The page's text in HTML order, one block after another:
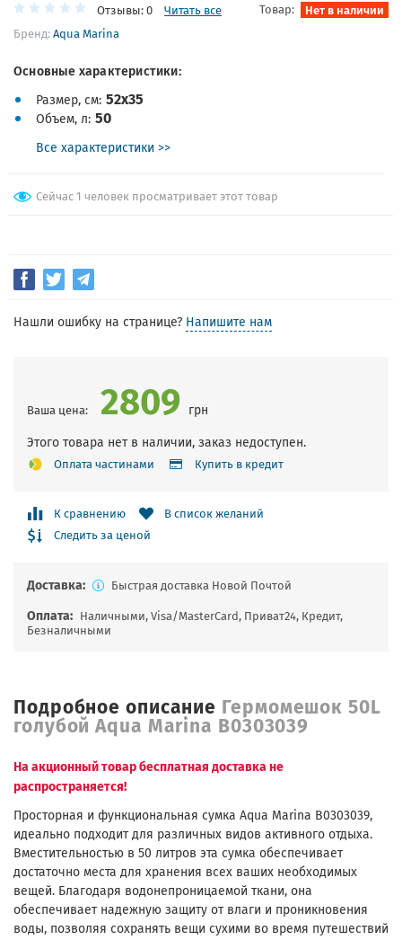
Отзывы: 0 Читать все Товар: Нет в наличии
Бренд:Aqua Marina
Основные характеристики:
Размер, см 52х35
Объем, л 50
Все характеристики >>
Сейчас 1 человек просматривает этот товар
Нашли ошибку на странице? Напишите нам
Ваша цена: 2809 грн
Этого товара нет в наличии, заказ недоступен.
Оплата частинами Купить в кредит
К сравнению
В список желаний
Следить за ценой
Доставка: Быстрая доставка Новой Почтой
Оплата: Наличными, Visa/MasterCard, Приват24, Кредит,
Безналичными
Подробное описание Гермомешок 50L
голубой Aqua Marina B0303039
На акционный товар бесплатная доставка не
распространяется!
Просторная и функциональная сумка Aqua Marina B0303039,
идеально подходит для различных видов активного отдыха.
Вместительностью в 50 литров эта сумка обеспечивает
достаточно места для хранения всех ваших необходимых
вещей. Благодаря водонепроницаемой ткани, она
обеспечивает надежную защиту от влаги и проникновения
воды, позволяя сохранять вещи сухими во время путешествий